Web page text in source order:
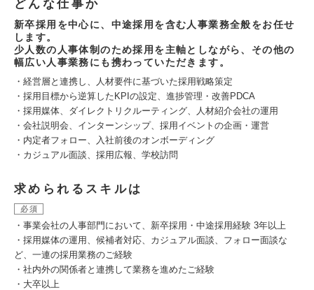
どんな仕事か
新卒採用を中心に、中途採用を含む人事業務全般をお任せ
します。
少人数の人事体制のため採用を主軸としながら、その他の
幅広い人事業務にも携わっていただきます。
・経営層と連携し、人材要件に基づいた採用戦略策定
・採用目標から逆算したKPIの設定、進捗管理・改善PDCA
・採用媒体、ダイレクトリクルーティング、人材紹介会社の運用
・会社説明会、インターンシップ、採用イベントの企画・運営
・内定者フォロー、入社前後のオンボーディング
・カジュアル面談、採用広報、学校訪問
求められるスキルは
必須
・事業会社の人事部門において、新卒採用・中途採用経験 3年以上
・採用媒体の運用、候補者対応、カジュアル面談、フォロー面談な
ど、一連の採用業務のご経験
・社内外の関係者と連携して業務を進めたご経験
・大卒以上